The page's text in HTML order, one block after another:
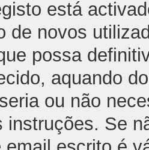
está
de novos
possa
aquando
ou não
instruções. Se